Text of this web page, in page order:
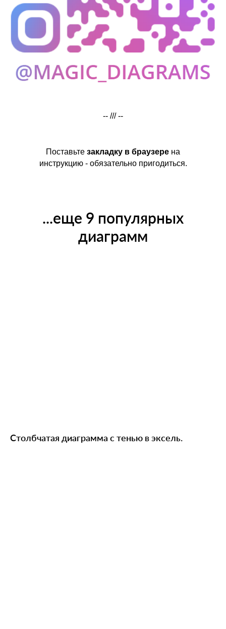
-- /// --
Поставьте закладку в браузере на
инструкцию - обязательно пригодиться.
...еще 9 популярных
диаграмм
Столбчатая диаграмма с тенью в эксель.